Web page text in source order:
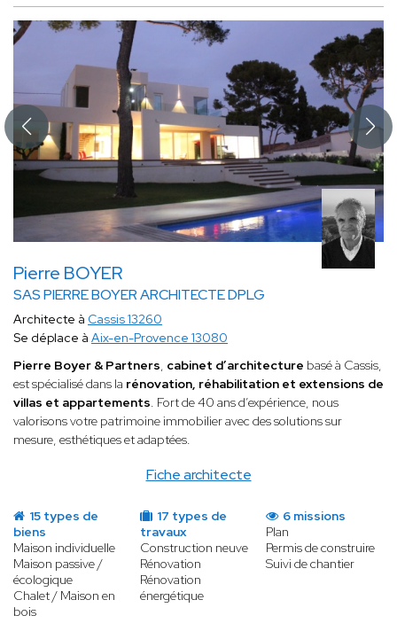
Pierre BOYER
SAS PIERRE BOYER ARCHITECTE DPLG
Fiche architecte
Architecte à Cassis 13260
Se déplace à Aix-en-Provence 13080
Pierre Boyer & Partners, cabinet d’architecture basé à Cassis,
est spécialisé dans la rénovation, réhabilitation et extensions de
villas et appartements. Fort de 40 ans d’expérience, nous
valorisons votre patrimoine immobilier avec des solutions sur
mesure, esthétiques et adaptées.
15 types de
biens
Maison individuelle
Maison passive /
écologique
Chalet / Maison en
bois
17 types de
travaux
Construction neuve
Rénovation
Rénovation
énergétique
6 missions
Plan
Permis de construire
Suivi de chantier